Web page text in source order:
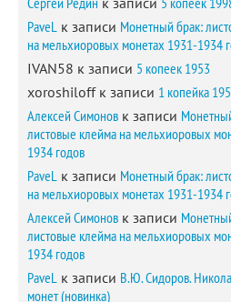
PaveL к записи Монетный брак:
на мельхиоровых монетах 1931-1934
IVAN58 к записи 5 копеек 1953
xoroshiloffк записи 1 копейка
Алексей Симонов к записи
листовые клейма на мельхиоровых
1934 годов
PaveL к записи Монетный брак:
на мельхиоровых монетах 1931-1934
Алексей Симонов к записи
листовые клейма на мельхиоровых
1934 годов
PaveL к записи В.Ю. Сидоров.
монет (новинка)